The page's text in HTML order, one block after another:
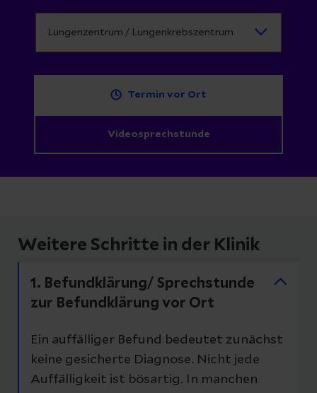
Termin vor Ort
Videosprechstunde
Weitere Schritte in der Klinik
1. Befundklärung/ Sprechstunde
zur Befundklärung vor Ort
Ein auffälliger Befund bedeutet zunächst
keine gesicherte Diagnose. Nicht jede
Auffälligkeit ist bösartig. In manchen